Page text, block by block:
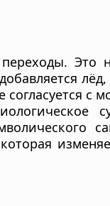
Это
с